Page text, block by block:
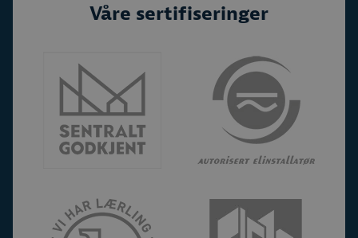
Våre sertifiseringer